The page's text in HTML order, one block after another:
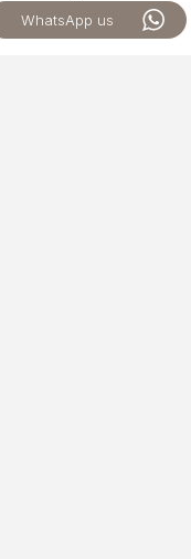
paisagem
WhatsApp us